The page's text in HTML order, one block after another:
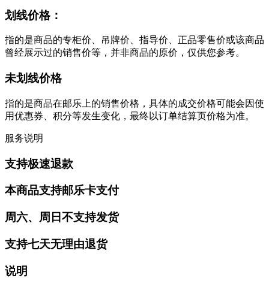
划线价格：
指的是商品的专柜价、吊牌价、指导价、正品零售价或该商品
曾经展示过的销售价等，并非商品的原价，仅供您参考。
未划线价格
指的是商品在邮乐上的销售价格，具体的成交价格可能会因使
用优惠券、积分等发生变化，最终以订单结算页价格为准。
服务说明
支持极速退款
本商品支持邮乐卡支付
周六、周日不支持发货
支持七天无理由退货
说明